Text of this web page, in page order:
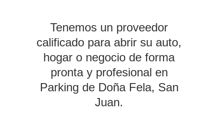
Tenemos un proveedor
calificado para abrir su auto,
hogar o negocio de forma
pronta y profesional en
Parking de Doña Fela, San
Juan.